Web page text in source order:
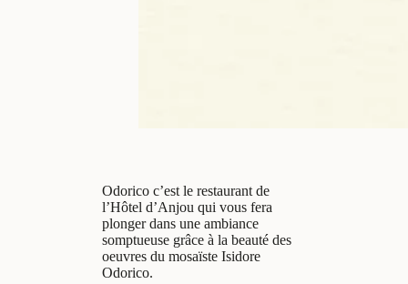
Odorico c’est le restaurant de
l’Hôtel d’Anjou qui vous fera
plonger dans une ambiance
somptueuse grâce à la beauté des
oeuvres du mosaïste Isidore
Odorico.